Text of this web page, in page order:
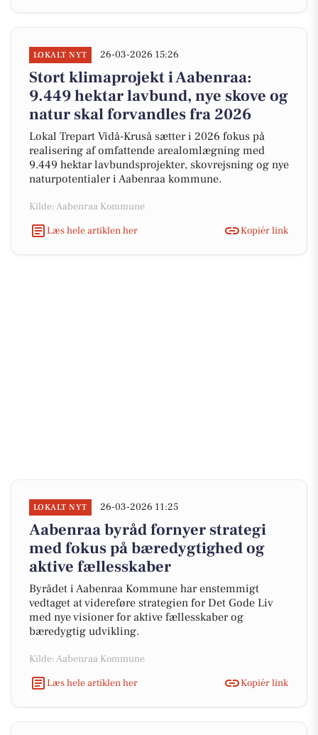
LOKALT NYT 26-03-2026 15:26
Stort klimaprojekt i Aabenraa:
9.449 hektar lavbund, nye skove og
natur skal forvandles fra 2026
Lokal Trepart Vidå-Kruså sætter i 2026 fokus på
realisering af omfattende arealomlægning med
9.449 hektar lavbundsprojekter, skovrejsning og nye
naturpotentialer i Aabenraa kommune.
Kilde: Aabenraa Kommune
Læs hele artiklen her
Kopiér link
LOKALT NYT 26-03-2026 11:25
Aabenraa byråd fornyer strategi
med fokus på bæredygtighed og
aktive fællesskaber
Byrådet i Aabenraa Kommune har enstemmigt
vedtaget at videreføre strategien for Det Gode Liv
med nye visioner for aktive fællesskaber og
bæredygtig udvikling.
Kilde: Aabenraa Kommune
Læs hele artiklen her
Kopiér link